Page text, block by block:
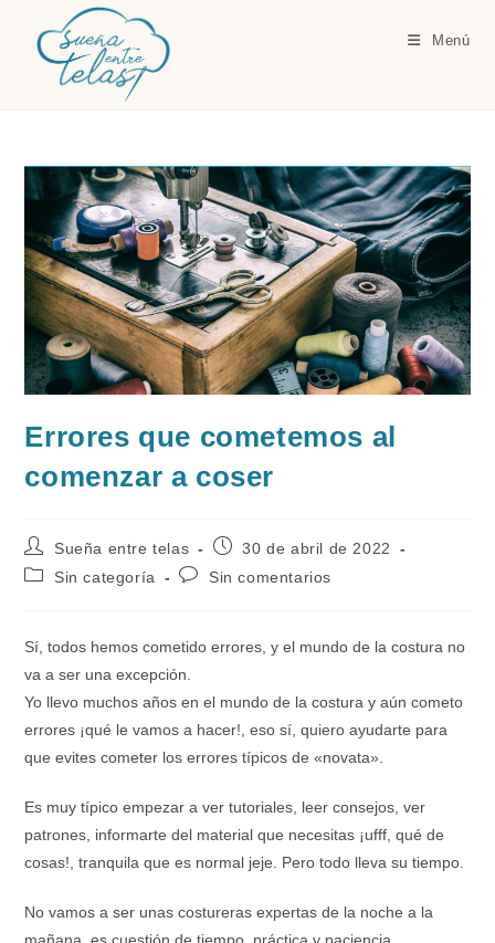
contenido
Menú
Errores que cometemos al
comenzar a coser
Autor
de
la
Sueña entre telas
Publicación
la
30 de abril de 2022
Categoría
entrada:
Sin categoría
Comentarios
entrada:
Sin comentarios
Sí, todos hemos cometido errores, y el mundo de la costura no
va a ser una excepción.
Yo llevo muchos años en el mundo de la costura y aún cometo
errores ¡qué le vamos a hacer!, eso sí, quiero ayudarte para
que evites cometer los errores típicos de «novata».
Es muy típico empezar a ver tutoriales, leer consejos, ver
patrones, informarte del material que necesitas ¡ufff, qué de
cosas!, tranquila que es normal jeje. Pero todo lleva su tiempo.
No vamos a ser unas costureras expertas de la noche a la